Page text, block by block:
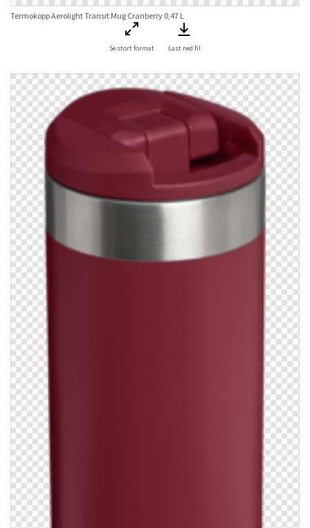
Termokopp Aerolight Transit Mug Cranberry 0,47 L
Se stort format Last ned fil